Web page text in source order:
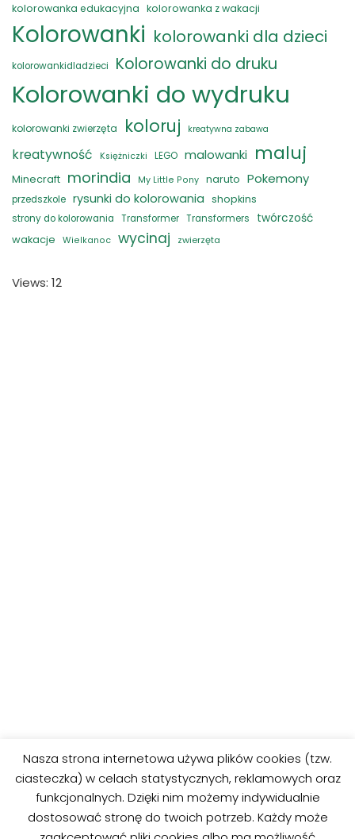
kolorowanka edukacyjna kolorowanka z wakacji
Kolorowanki kolorowanki dla dzieci
kolorowankidladzieci Kolorowanki do druku
Kolorowanki do wydruku
kolorowanki zwierzęta koloruj kreatywna zabawa
kreatywność Księżniczki LEGO malowanki maluj
Minecraft morindia My Little Pony naruto Pokemony
przedszkole rysunki do kolorowania shopkins
strony do kolorowania Transformer Transformers
twórczość
wakacje
Wielkanoc wycinaj zwierzęta
Views: 12
Kolorowanki ze
zwierzętami 28
Kolorowanki ze
zwierzętami 30
Nasza strona internetowa używa plików cookies (tzw.
ciasteczka) w celach statystycznych, reklamowych oraz
funkcjonalnych. Dzięki nim możemy indywidualnie
dostosować stronę do twoich potrzeb. Każdy może